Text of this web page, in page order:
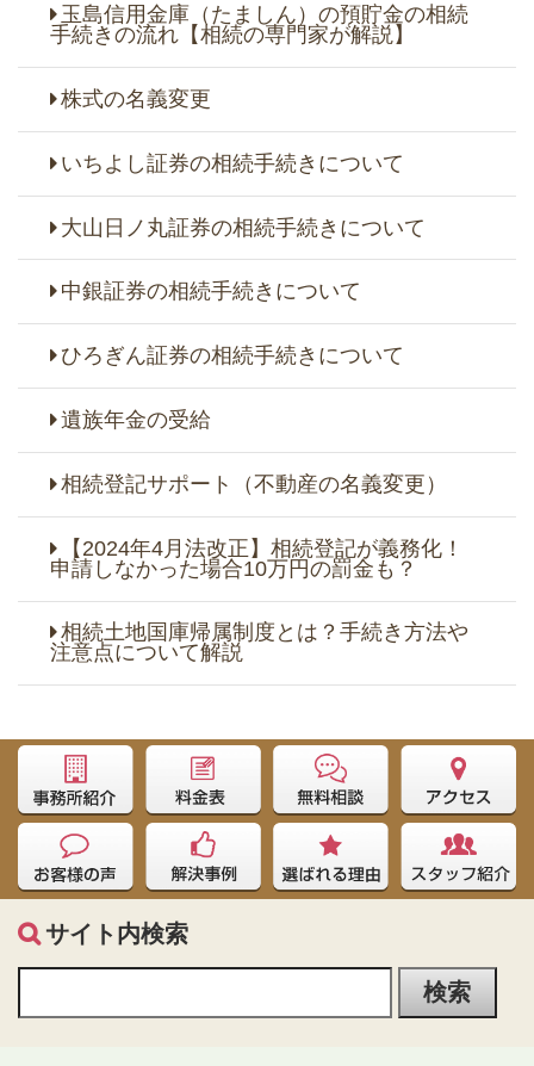
玉島信用金庫（たましん）の預貯金の相続
手続きの流れ【相続の専門家が解説】
株式の名義変更
いちよし証券の相続手続きについて
大山日ノ丸証券の相続手続きについて
中銀証券の相続手続きについて
ひろぎん証券の相続手続きについて
遺族年金の受給
相続登記サポート（不動産の名義変更）
【2024年4月法改正】相続登記が義務化！
申請しなかった場合10万円の罰金も？
相続土地国庫帰属制度とは？手続き方法や
注意点について解説
サイト内検索